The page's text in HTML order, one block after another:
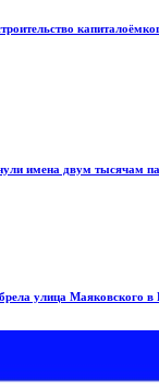
имена двум тысячам
улица Маяковского в